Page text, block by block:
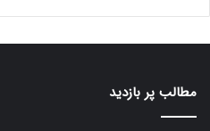
مطالب پر بازدید